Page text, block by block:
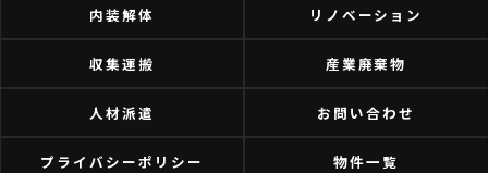
内装解体 リノベーション
収集運搬 産業廃棄物
人材派遣 お問い合わせ
プライバシーポリシー 物件一覧